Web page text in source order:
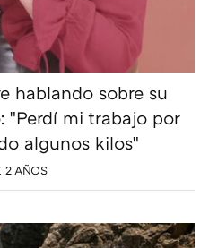
hablando sobre su
"Perdí mi trabajo por
algunos kilos"
2 AÑOS